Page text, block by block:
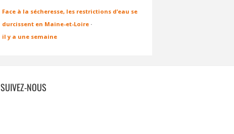
Face à la sécheresse, les restrictions d’eau se
durcissent en Maine-et-Loire ·
il y a une semaine
SUIVEZ-NOUS